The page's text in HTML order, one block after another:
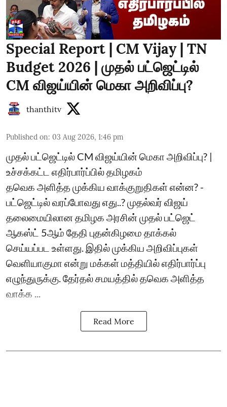
Special Report | CM Vijay | TN
Budget 2026 | முதல் பட்ஜெட்டில்
CM விஜய்யின் மெகா அறிவிப்பு?
thanthitv
Published on: 03 Aug 2026, 1:46 pm
முதல் பட்ஜெட்டில் CM விஜய்யின் மெகா அறிவிப்பு? |
உச்சக்கட்ட எதிர்பார்ப்பில் தமிழகம்
தவெக அளித்த முக்கிய வாக்குறுதிகள் என்ன? -
பட்ஜெட்டில் வரப்போவது எது..? முதல்வர் விஜய்
தலைமையிலான தமிழக அரசின் முதல் பட்ஜெட்
ஆகஸ்ட் 5ஆம் தேதி புதன்கிழமை தாக்கல்
செய்யப்பட உள்ளது. இதில் முக்கிய அறிவிப்புகள்
வெளியாகுமா என்று மக்கள் மத்தியில் எதிர்பார்ப்பு
எழுந்துருக்கு. தேர்தல் சமயத்தில் தவெக அளித்த
வாக்க ...
Read More